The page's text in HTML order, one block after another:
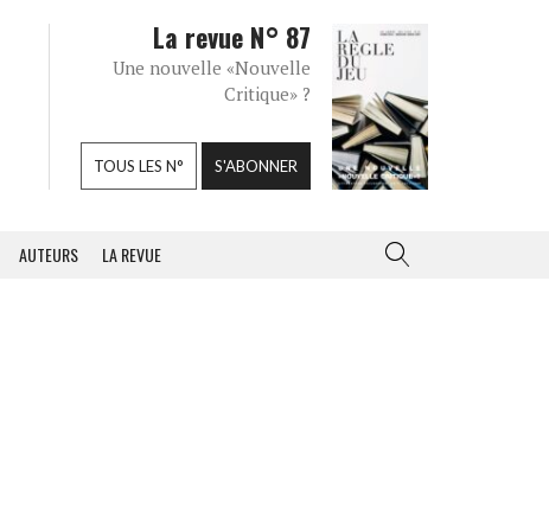
La revue N° 87
Une nouvelle «Nouvelle
Critique» ?
TOUS LES N° S'ABONNER
AUTEURS LA REVUE